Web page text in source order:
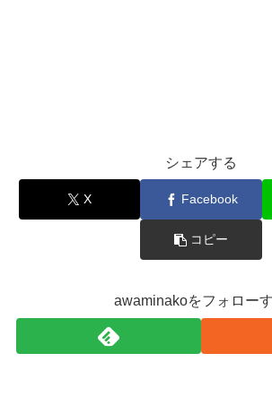
シェアする
X Facebook
コピー
awaminakoをフォロー